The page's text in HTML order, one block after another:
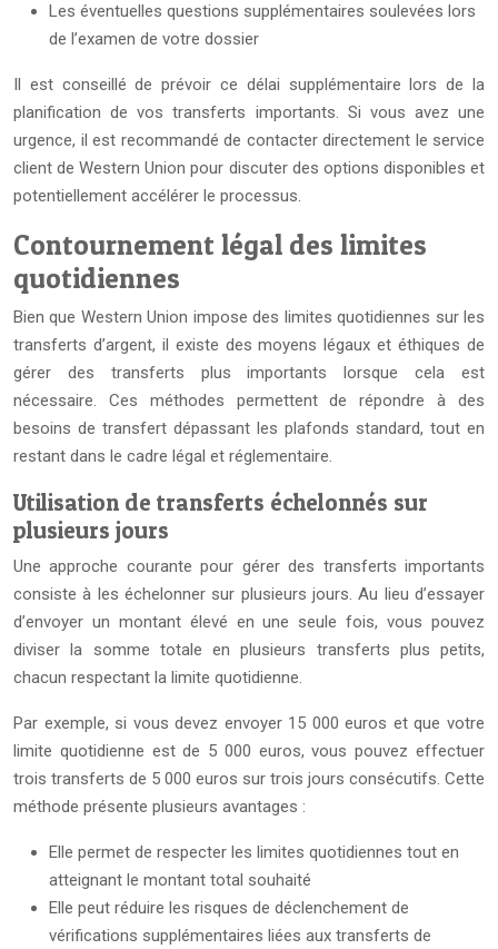
Les éventuelles questions supplémentaires soulevées lors
de l’examen de votre dossier
Il est conseillé de prévoir ce délai supplémentaire lors de la
planification de vos transferts importants. Si vous avez une
urgence, il est recommandé de contacter directement le service
client de Western Union pour discuter des options disponibles et
potentiellement accélérer le processus.
Contournement légal des limites
quotidiennes
Bien que Western Union impose des limites quotidiennes sur les
transferts d’argent, il existe des moyens légaux et éthiques de
gérer des transferts plus importants lorsque cela est
nécessaire. Ces méthodes permettent de répondre à des
besoins de transfert dépassant les plafonds standard, tout en
restant dans le cadre légal et réglementaire.
Utilisation de transferts échelonnés sur
plusieurs jours
Une approche courante pour gérer des transferts importants
consiste à les échelonner sur plusieurs jours. Au lieu d’essayer
d’envoyer un montant élevé en une seule fois, vous pouvez
diviser la somme totale en plusieurs transferts plus petits,
chacun respectant la limite quotidienne.
Par exemple, si vous devez envoyer 15 000 euros et que votre
limite quotidienne est de 5 000 euros, vous pouvez effectuer
trois transferts de 5 000 euros sur trois jours consécutifs. Cette
méthode présente plusieurs avantages :
Elle permet de respecter les limites quotidiennes tout en
atteignant le montant total souhaité
Elle peut réduire les risques de déclenchement de
vérifications supplémentaires liées aux transferts de